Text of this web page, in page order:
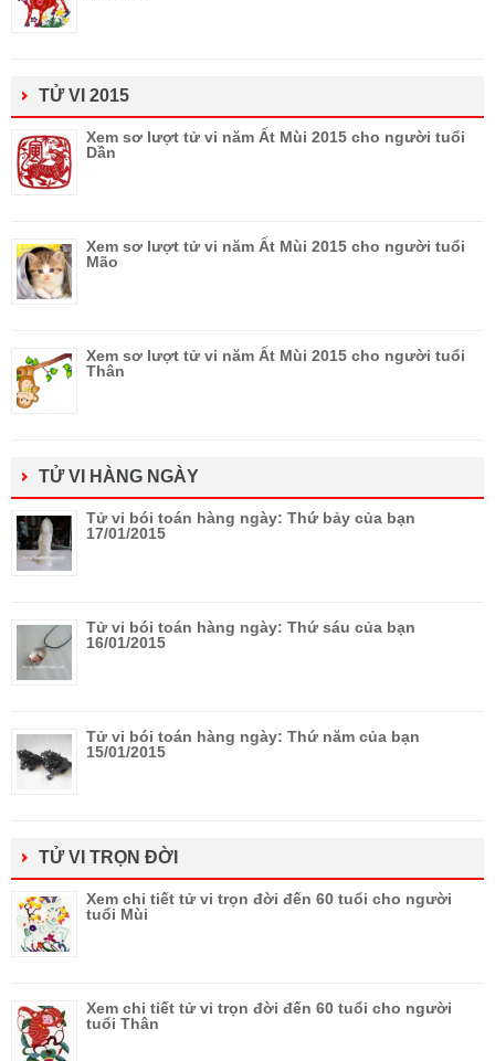
TỬ VI 2015
Xem sơ lượt tử vi năm Ất Mùi 2015 cho người tuổi
Dần
Xem sơ lượt tử vi năm Ất Mùi 2015 cho người tuổi
Mão
Xem sơ lượt tử vi năm Ất Mùi 2015 cho người tuổi
Thân
TỬ VI HÀNG NGÀY
Tử vi bói toán hàng ngày: Thứ bảy của bạn
17/01/2015
Tử vi bói toán hàng ngày: Thứ sáu của bạn
16/01/2015
Tử vi bói toán hàng ngày: Thứ năm của bạn
15/01/2015
TỬ VI TRỌN ĐỜI
Xem chi tiết tử vi trọn đời đến 60 tuổi cho người
tuổi Mùi
Xem chi tiết tử vi trọn đời đến 60 tuổi cho người
tuổi Thân